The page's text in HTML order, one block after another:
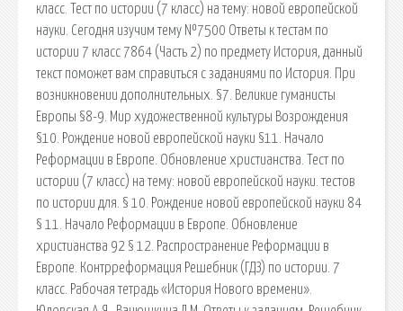
класс. Тест по истории (7 класс) на тему: новой европейской
науки. Сегодня изучим тему №7500 Ответы к тестам по
истории 7 класс 7864 (Часть 2) по предмету История, данный
текст поможет вам справиться с заданиями по История. При
возникновении дополнительных. §7. Великие гуманисты
Европы §8-9. Мир художественной культуры Возрождения
§10. Рождение новой европейской науки §11. Начало
Реформации в Европе. Обновление христианства. Тест по
истории (7 класс) на тему: новой европейской науки. тестов
по истории для. § 10. Рождение новой европейской науки 84
§ 11. Начало Реформации в Европе. Обновление
христианства 92 § 12. Распространение Реформации в
Европе. Контрреформация Решебник (ГДЗ) по истории. 7
класс. Рабочая тетрадь «История Нового времени».